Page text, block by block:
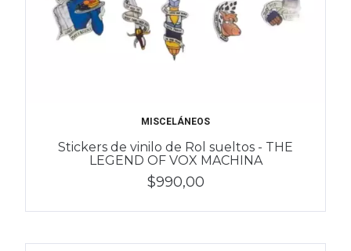
MISCELÁNEOS
Stickers de vinilo de Rol sueltos - THE
LEGEND OF VOX MACHINA
$990,00